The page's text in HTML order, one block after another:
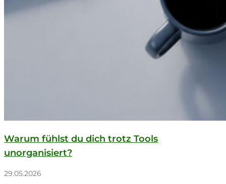
Warum fühlst du dich trotz Tools
unorganisiert?
29.05.2026